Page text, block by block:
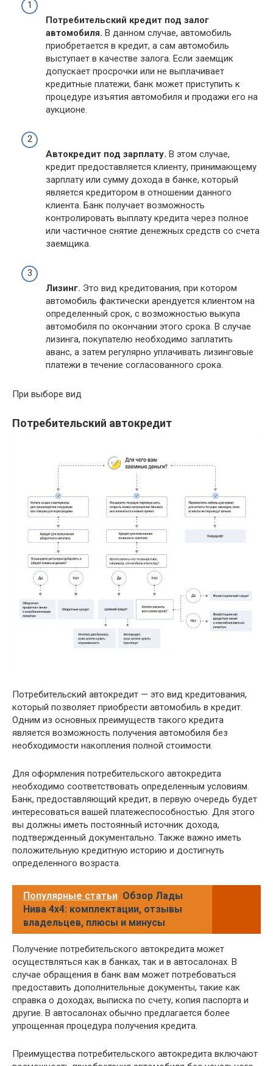
Потребительский кредит под залог
автомобиля. В данном случае, автомобиль
приобретается в кредит, а сам автомобиль
выступает в качестве залога. Если заемщик
допускает просрочки или не выплачивает
кредитные платежи, банк может приступить к
процедуре изъятия автомобиля и продажи его на
аукционе.
Автокредит под зарплату. В этом случае,
кредит предоставляется клиенту, принимающему
зарплату или сумму дохода в банке, который
является кредитором в отношении данного
клиента. Банк получает возможность
контролировать выплату кредита через полное
или частичное снятие денежных средств со счета
заемщика.
Лизинг. Это вид кредитования, при котором
автомобиль фактически арендуется клиентом на
определенный срок, с возможностью выкупа
автомобиля по окончании этого срока. В случае
лизинга, покупателю необходимо заплатить
аванс, а затем регулярно уплачивать лизинговые
платежи в течение согласованного срока.
При выборе вид
Потребительский автокредит
Потребительский автокредит — это вид кредитования,
который позволяет приобрести автомобиль в кредит.
Одним из основных преимуществ такого кредита
является возможность получения автомобиля без
необходимости накопления полной стоимости.
Для оформления потребительского автокредита
необходимо соответствовать определенным условиям.
Банк, предоставляющий кредит, в первую очередь будет
интересоваться вашей платежеспособностью. Для этого
вы должны иметь постоянный источник дохода,
подтвержденный документально. Также важно иметь
положительную кредитную историю и достигнуть
определенного возраста.
Популярные статьи Обзор Лады
Нива 4х4: комплектации, отзывы
владельцев, плюсы и минусы
Получение потребительского автокредита может
осуществляться как в банках, так и в автосалонах. В
случае обращения в банк вам может потребоваться
предоставить дополнительные документы, такие как
справка о доходах, выписка по счету, копия паспорта и
другие. В автосалонах обычно предлагается более
упрощенная процедура получения кредита.
Преимущества потребительского автокредита включают